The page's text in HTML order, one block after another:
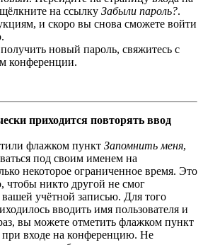
на ссылку Забыли пароль?.
и скоро вы снова сможете войти
новый пароль, свяжитесь с
конференции.
приходится повторять ввод
флажком пункт Запомнить меня,
под своим именем на
некоторое ограниченное время. Это
чтобы никто другой не смог
вашей учётной записью. Для того
вводить имя пользователя и
вы можете отметить флажком пункт
при входе на конференцию. Не